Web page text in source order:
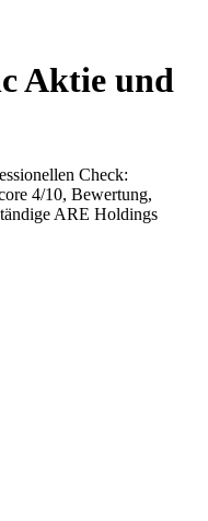
Aktie und
Check:
4/10, Bewertung,
ARE Holdings